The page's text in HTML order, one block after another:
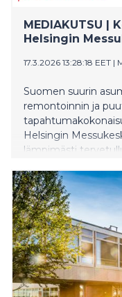
MEDIAKUTSU |
Helsingin
17.3.2026 13:28:18 EET |
Suomen suurin
remontoinnin ja
Helsingin
lämpimästi
ja asumisen uusia